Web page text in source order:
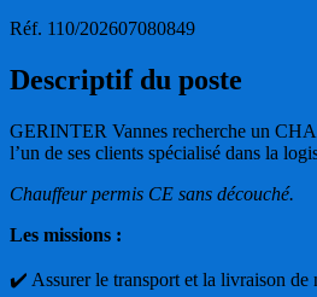
Réf. 110/202607080849
Descriptif du poste
GERINTER Vannes recherche un
l’un de ses clients spécialisé dans la
Chauffeur permis CE sans découché.
Les missions :
✔️ Assurer le transport et la livraison de